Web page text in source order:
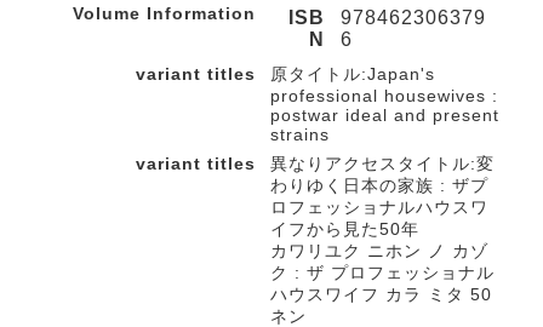
Volume Information
ISB
N
978462306379
6
variant titles
原タイトル:Japan's
professional housewives :
postwar ideal and present
strains
variant titles
異なりアクセスタイトル:変
わりゆく日本の家族 : ザプ
ロフェッショナルハウスワ
イフから見た50年
カワリユク ニホン ノ カゾ
ク : ザ プロフェッショナル
ハウスワイフ カラ ミタ 50
ネン